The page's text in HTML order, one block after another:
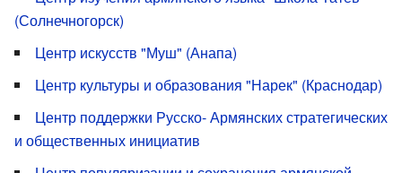
(Солнечногорск)
Центр искусств "Муш" (Анапа)
Центр культуры и образования "Нарек" (Краснодар)
Центр поддержки Русско- Армянских стратегических
и общественных инициатив